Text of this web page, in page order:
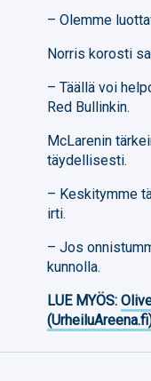
– Olemme
Norris korosti
– Täällä voi
Red Bullinkin.
McLarenin
täydellisesti.
– Keskitymme
irti.
– Jos
kunnolla.
LUE MYÖS: